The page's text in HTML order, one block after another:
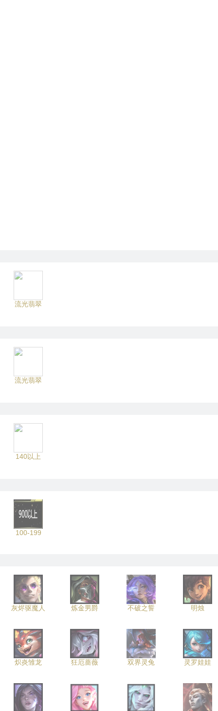
流光翡翠
流光翡翠
140以上
100-199
灰烬驱魔人 炼金男爵 不破之誓 明烛
炽炎雏龙 狂厄蔷薇 双界灵兔 灵罗娃娃